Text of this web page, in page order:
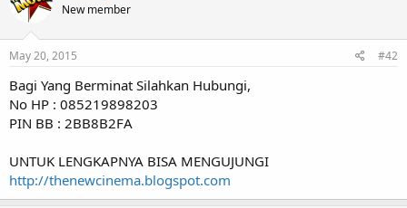
New member
May 20, 2015 #42
Bagi Yang Berminat Silahkan Hubungi,
No HP : 085219898203
PIN BB : 2BB8B2FA
UNTUK LENGKAPNYA BISA MENGUJUNGI
http://thenewcinema.blogspot.com